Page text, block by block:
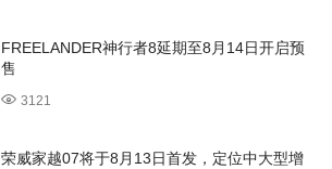
FREELANDER神行者8延期至8月14日开启预
售
3121
荣威家越07将于8月13日首发，定位中大型增